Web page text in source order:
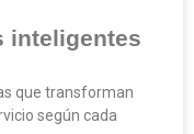
inteligentes
que transforman
según cada